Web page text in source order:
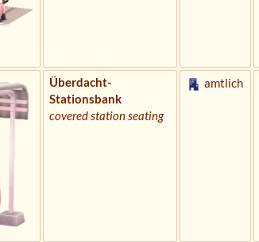
Überdacht-
Stationsbank
covered station seating
amtlich